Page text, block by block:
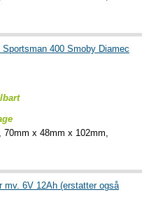
400 Smoby Diamec
70mm x 48mm x 102mm,
mv. 6V 12Ah (erstatter også